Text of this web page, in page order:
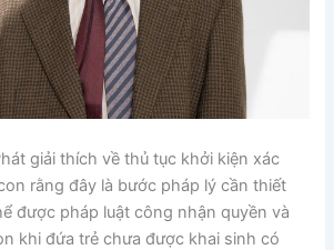
giải thích về thủ tục khởi kiện xác
rằng đây là bước pháp lý cần thiết
được pháp luật công nhận quyền và
khi đứa trẻ chưa được khai sinh có